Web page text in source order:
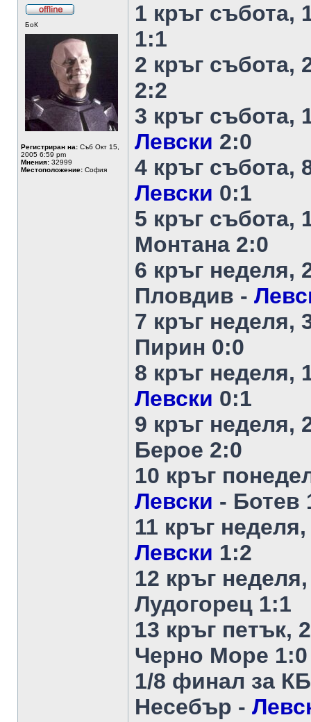
БоК
Регистриран на: Съб Окт 15,
2005 6:59 pm
Мнения: 32999
Местоположение: София
1 кръг събота,
1:1
2 кръг събота,
2:2
3 кръг събота,
Левски 2:0
4 кръг събота,
Левски 0:1
5 кръг събота,
Монтана 2:0
6 кръг неделя,
Пловдив -
7 кръг неделя,
Пирин 0:0
8 кръг неделя,
Левски 0:1
9 кръг неделя,
Берое 2:0
10 кръг
Левски - Ботев
11 кръг
Левски 1:2
12 кръг
Лудогорец 1:1
13 кръг петък,
Черно Море 1:0
1/8 финал за
Несебър -